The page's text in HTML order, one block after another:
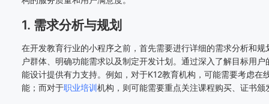
1. 需求分析与规划
在开发教育行业的小程序之前，首先需要进行详细的需求分析和
户群体、明确功能需求以及制定开发计划。通过深入了解目标用
能设计提供有力支持。例如，对于K12教育机构，可能需要考虑在
能；而对于职业培训机构，则可能需要重点关注课程购买、证书颁